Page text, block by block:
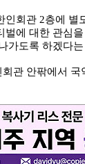
인회관 2층에
벌에 대한 관심
가도록 하겠다
관 안팎에서